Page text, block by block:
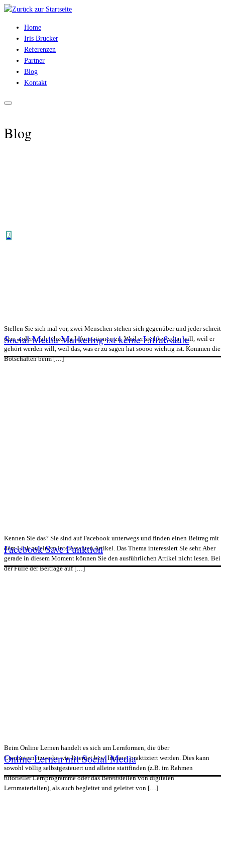
Zum
springenHome
Iris Brucker
Referenzen
Partner
Blog
Kontakt
Blog
2
Stellen Sie sich mal vor, zwei Menschen stehen sich gegenüber und jeder schreit
dem anderen gleichzeitig Informationen zu. Weil er sie loswerden will, weil er
gehört werden will, weil das, was er zu sagen hat soooo wichtig ist. Kommen die
Botschaften beim […]
Social Media Marketing ist keine Litfaßsäule
Kennen Sie das? Sie sind auf Facebook unterwegs und finden einen Beitrag mit
dem Link zu einem interessanten Artikel. Das Thema interessiert Sie sehr. Aber
gerade in diesem Moment können Sie den ausführlichen Artikel nicht lesen. Bei
der Fülle der Beiträge auf […]
Facebook Save Funktion
Beim Online Lernen handelt es sich um Lernformen, die über
Computernetzwerke wie Internet bzw. Intranet praktiziert werden. Dies kann
sowohl völlig selbstgesteuert und alleine stattfinden (z.B. im Rahmen
tutorieller Lernprogramme oder das Bereitstellen von digitalen
Lernmaterialien), als auch begleitet und geleitet von […]
Online Lernen mit Social Media